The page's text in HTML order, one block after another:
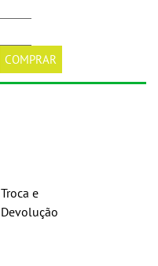
COMPRAR
Troca e
Devolução